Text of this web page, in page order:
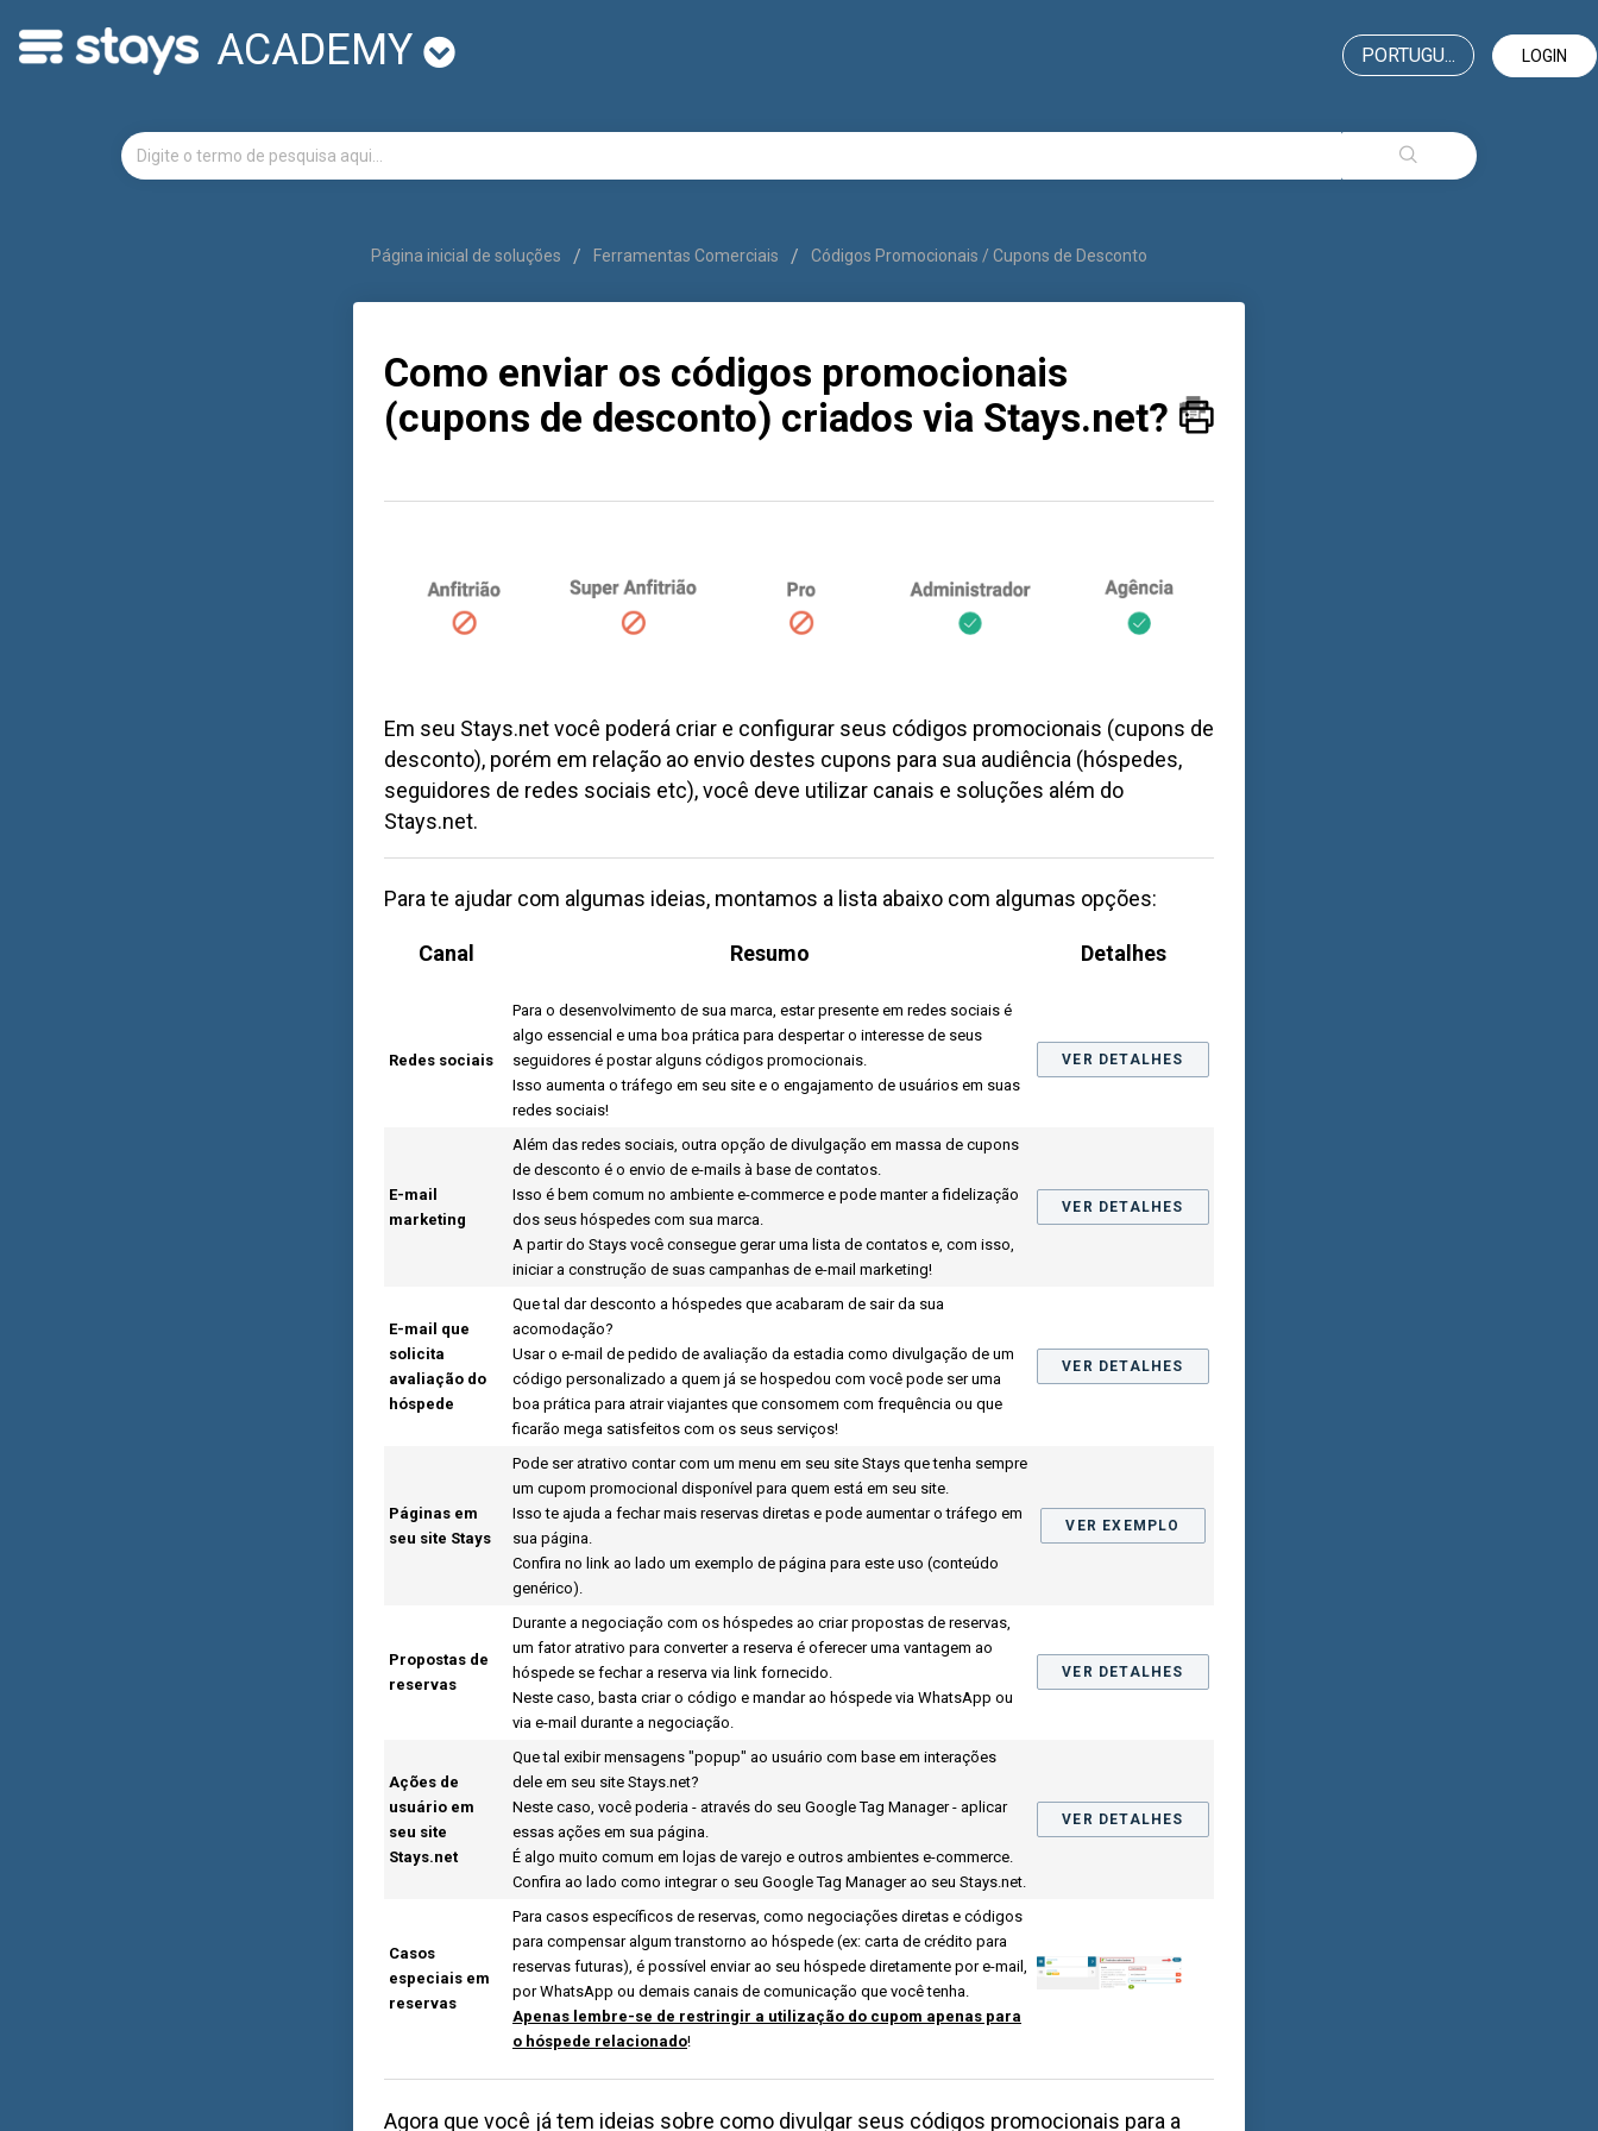
ACADEMY LOGIN
PORTUGU...
Página inicial de soluções Ferramentas Comerciais Códigos Promocionais / Cupons de Desconto
Como enviar os códigos promocionais
(cupons de desconto) criados via Stays.net?
Em seu Stays.netvocê poderá criar e configurar seus códigos promocionais (cupons de
desconto), porém em relação ao envio destes cupons para sua audiência (hóspedes,
seguidores de redes sociais etc), você deve utilizar canais e soluções além do
Stays.net.
Para te ajudar com algumas ideias, montamos a lista abaixo com algumas opções:
Canal Resumo Detalhes
Redes sociais
Para o desenvolvimento de sua marca, estar presente em redes sociais é
algo essencial e uma boa prática para despertar o interesse de seus
seguidores é postar alguns códigos promocionais.
Isso aumenta o tráfego em seu site e o engajamento de usuários em suas
redes sociais!
VER DETALHES
E-mail
marketing
Além das redes sociais, outra opção de divulgação em massa de cupons
de desconto é o envio de e-mails à base de contatos.
Isso é bem comum no ambiente e-commerce e pode manter a fidelização
dos seus hóspedes com sua marca.
A partir do Stays você consegue gerar uma lista de contatos e, com isso,
iniciar a construção de suas campanhas de e-mail marketing!
VER DETALHES
E-mail que
solicita
avaliação do
hóspede
Que tal dar desconto a hóspedes que acabaram de sair da sua
acomodação?
Usar o e-mail de pedido de avaliação da estadia como divulgação de um
código personalizado a quem já se hospedou com você pode ser uma
boa prática para atrair viajantes que consomem com frequência ou que
ficarão mega satisfeitos com os seus serviços!
VER DETALHES
Páginas em
seu site Stays
Pode ser atrativo contar com um menu em seu site Stays que tenha sempre
um cupom promocional disponível para quem está em seu site.
Isso te ajuda a fechar mais reservas diretas e pode aumentar o tráfego em
sua página.
Confira no link ao lado um exemplo de página para este uso (conteúdo
genérico).
VER EXEMPLO
Propostas de
reservas
Durante a negociação com os hóspedes ao criar propostas de reservas,
um fator atrativo para converter a reserva é oferecer uma vantagem ao
hóspede se fechar a reserva via link fornecido.
Neste caso, basta criar o código e mandar ao hóspede via WhatsApp ou
via e-mail durante a negociação.
VER DETALHES
Ações de
usuário em
seu site
Stays.net
Que tal exibir mensagens "popup" ao usuário com base em interações
dele em seu site Stays.net?
Neste caso, você poderia - através do seu Google Tag Manager - aplicar
essas ações em sua página.
É algo muito comum em lojas de varejo e outros ambientes e-commerce.
Confira ao lado como integrar o seu Google Tag Manager ao seu Stays.net.
VER DETALHES
Casos
especiais em
reservas
Para casos específicos de reservas, como negociações diretas e códigos
para compensar algum transtorno ao hóspede (ex: carta de crédito para
reservas futuras), é possível enviar ao seu hóspede diretamente por e-mail,
por WhatsApp ou demais canais de comunicação que você tenha.
Apenas lembre-se de restringir a utilização do cupom apenas para
o hóspede relacionado!
Agora que você já tem ideias sobre como divulgar seus códigos promocionais para a